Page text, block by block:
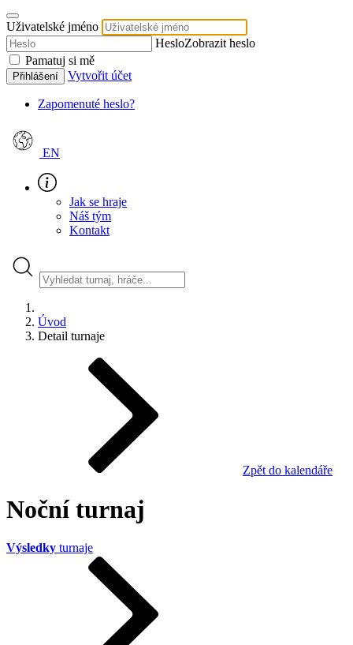
Uživatelské jméno
HesloZobrazit heslo
Pamatuj si mě
Přihlášení Vytvořit účet
Zapomenuté heslo?
EN
Jak se hraje
Náš tým
Kontakt
Úvod
Detail turnaje
Zpět do kalendáře
Noční turnaj
Výsledky turnaje